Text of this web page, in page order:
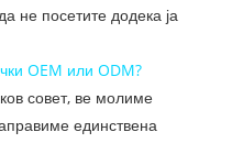
не посетите додека ја
OEM или ODM?
совет, ве молиме
единствена